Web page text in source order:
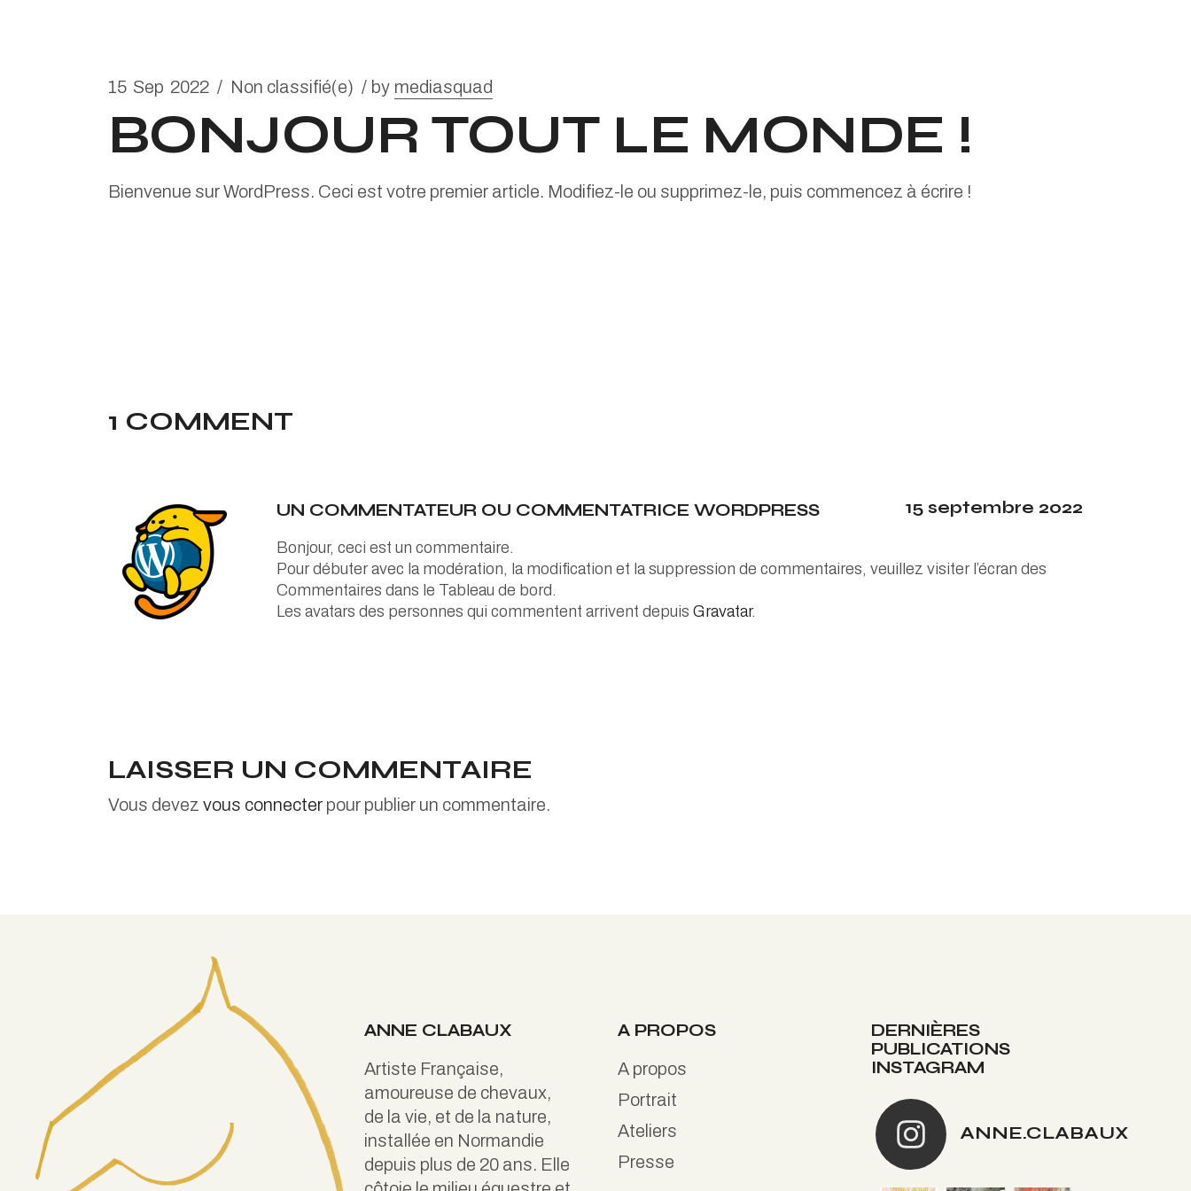
15 Sep 2022 Non classifié(e) by mediasquad
BONJOUR TOUT LE MONDE !
Bienvenue sur WordPress. Ceci est votre premier article. Modifiez-le ou supprimez-le, puis commencez à écrire !
1 COMMENT
UN COMMENTATEUR OU COMMENTATRICE WORDPRESS 15 septembre 2022
Bonjour, ceci est un commentaire.
Pour débuter avec la modération, la modification et la suppression de commentaires, veuillez visiter l’écran des
Commentaires dans le Tableau de bord.
Les avatars des personnes qui commentent arrivent depuis Gravatar.
LAISSER UN COMMENTAIRE
Vous devez vous connecter pour publier un commentaire.
ANNE CLABAUX
Artiste Française,
amoureuse de chevaux,
de la vie, et de la nature,
installée en Normandie
depuis plus de 20 ans. Elle
A PROPOS
A propos
Portrait
Ateliers
Presse
DERNIÈRES
PUBLICATIONS
INSTAGRAM
ANNE.CLABAUX